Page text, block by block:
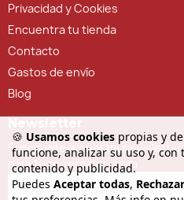
🍪 Usamos cookies propias y
funcione, analizar su uso y,
contenido y publicidad.
Puedes Aceptar todas,
Privacidad y Cookies
Encuentra tu tienda
Contacto
Gastos de envío
Blog
Suscríbete a nuestra
para tu próxima compra